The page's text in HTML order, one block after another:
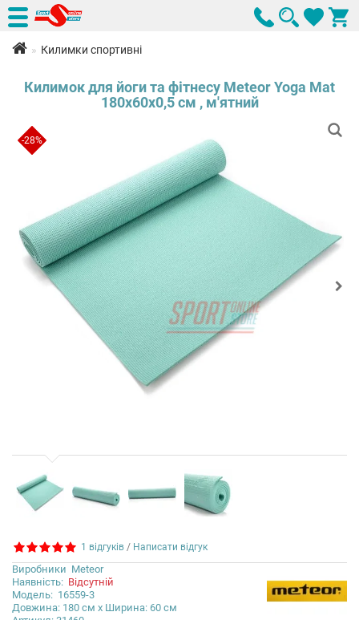
Килимки спортивні
Килимок для йоги та фітнесу Meteor Yoga Mat
180x60x0,5 см , м'ятний
-28%
1 відгуків / Написати відгук
Виробники Meteor
Наявність: Відсутній
Модель: 16559-3
Довжина: 180 см x Ширина: 60 см